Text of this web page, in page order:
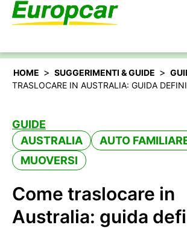
Italiano
HOME > SUGGERIMENTI & GUIDE >
TRASLOCARE IN AUSTRALIA: GUIDA
GUIDE
AUSTRALIA
AUTO
MUOVERSI
Come traslocare in
Australia: guida